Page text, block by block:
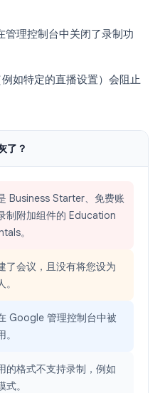
管理控制台中关闭了录制功
例如特定的直播设置）会阻止
了？
Business Starter、免费账
制附加组件的 Education
。
了会议，且没有将您设为
Google 管理控制台中被
的格式不支持录制，例如
。